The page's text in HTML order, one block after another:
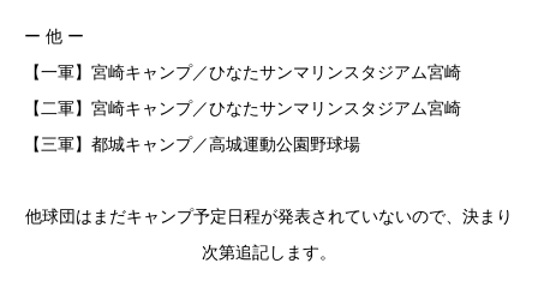
ー 他 ー
【一軍】宮崎キャンプ／ひなたサンマリンスタジアム宮崎
【二軍】宮崎キャンプ／ひなたサンマリンスタジアム宮崎
【三軍】都城キャンプ／高城運動公園野球場
他球団はまだキャンプ予定日程が発表されていないので、決まり
次第追記します。